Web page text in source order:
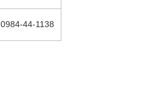
0984-44-1138